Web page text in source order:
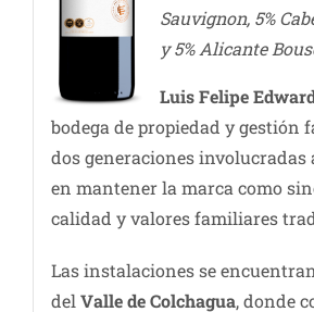
Sauvignon, 5%
y 5% Alicante
Luis Felipe
bodega de propiedad y gestión
dos generaciones involucradas
en mantener la marca como
calidad y valores familiares
Las instalaciones se
del Valle de Colchagua, donde